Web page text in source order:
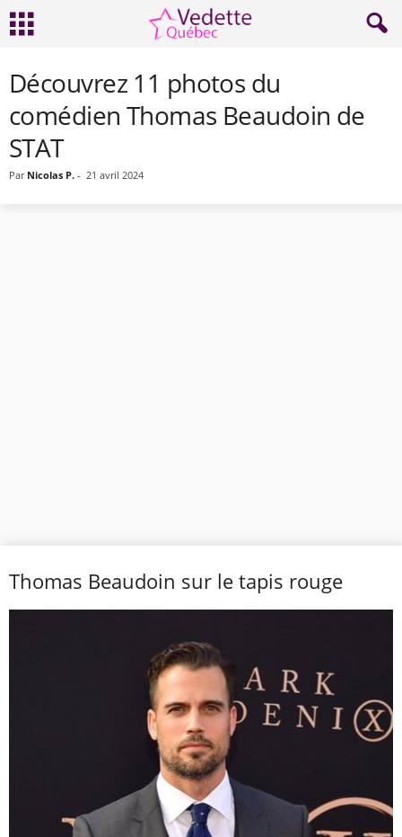
Découvrez 11 photos du
comédien Thomas Beaudoin de
STAT
Par Nicolas P. - 21 avril 2024
Thomas Beaudoin sur le tapis rouge